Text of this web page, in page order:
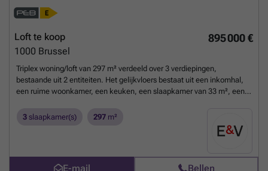
895 000 €
Loft te koop
1000 Brussel
Triplex woning/loft van 297 m² verdeeld over 3 verdiepingen,
bestaande uit 2 entiteiten. Het gelijkvloers bestaat uit een inkomhal,
een ruime woonkamer, een keuken, een slaapkamer van 33 m², een
gedeeld wordt met één mede-eigenaar. De eerste verdieping bestaat
uit een eetkamer, een tweede open keuken en een kantoor op
mezzanine. De tweede verdieping bestaat uit 2 slaapkamers, een
dakterras van 123 m². Deze tweede verdieping heeft een aparte
3 slaapkamer(s) 297 m²
E-mail Bellen